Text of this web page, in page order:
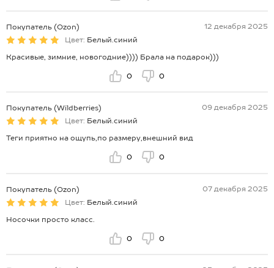
Покупатель (Ozon)
12 декабря 2025
Цвет: Белый.синий
Красивые, зимние, новогодние)))) Брала на подарок)))
0 0
Покупатель (Wildberries)
09 декабря 2025
Цвет: Белый.синий
Теги приятно на ощупь,по размеру,внешний вид
0 0
Покупатель (Ozon)
07 декабря 2025
Цвет: Белый.синий
Носочки просто класс.
0 0